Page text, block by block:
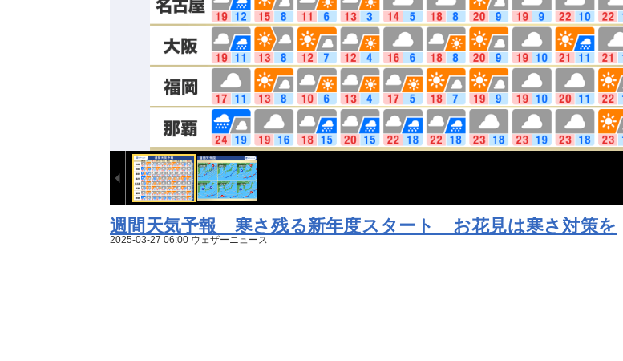
週間天気予報 寒さ残る新年度スタート お花見は寒さ対策を
2025-03-27 06:00 ウェザーニュース